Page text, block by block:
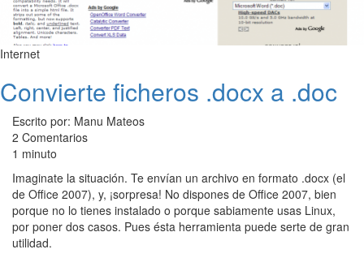
Internet
Convierte ficheros .docx a .doc
Escrito por: Manu Mateos
2 Comentarios
1 minuto
Imaginate la situación. Te envían un archivo en formato .docx (el
de Office 2007), y, ¡sorpresa! No dispones de Office 2007, bien
porque no lo tienes instalado o porque sabiamente usas Linux,
por poner dos casos. Pues ésta herramienta puede serte de gran
utilidad.